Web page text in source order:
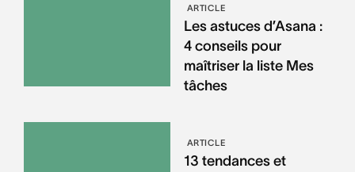
ARTICLE
Les astuces d’Asana :
4 conseils pour
maîtriser la liste Mes
tâches
ARTICLE
13 tendances et